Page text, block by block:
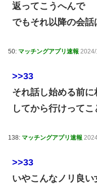
返ってこうへんで
でもそれ以降の会
50: マッチングアプリ速報
>>33
それ話し始める前
してから行けってこ
138: マッチングアプリ速報
>>33
いやこんなノリ良い